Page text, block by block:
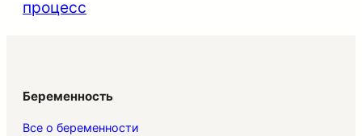
процесс
Беременность
Все о беременности